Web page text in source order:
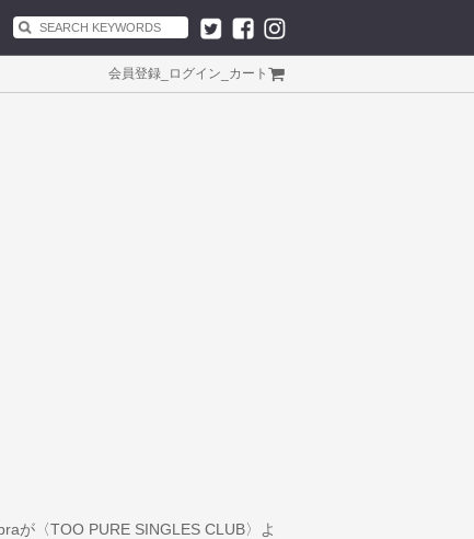
会員登録 ログイン カート
が〈TOO PURE SINGLES CLUB〉よ